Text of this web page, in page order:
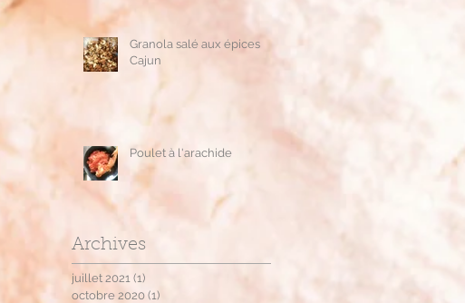
Granola salé aux épices
Cajun
Poulet à l'arachide
Archives
juillet 2021 (1)
octobre 2020 (1)